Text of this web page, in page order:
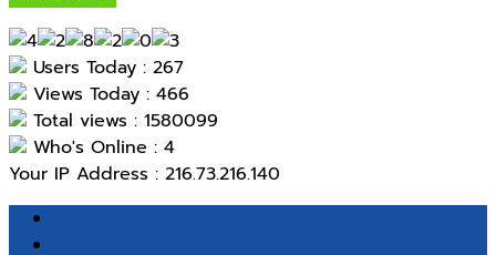
Users Today : 267
Views Today : 466
Total views : 1580099
Who's Online : 4
Your IP Address : 216.73.216.140